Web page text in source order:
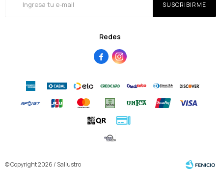
Redes
 
SUSCRIBIRME
© Copyright 2026 / Sallustro